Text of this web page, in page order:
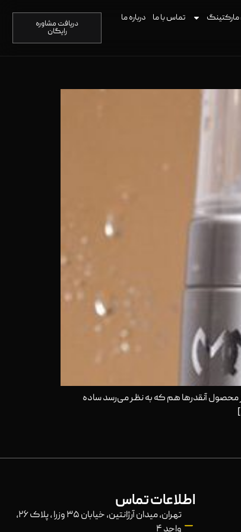
مارکتینگ تماس با ما
درباره ما
دریافت مشاوره
رایگان
آنقدرها هم که به نظر می‌رسد ساده
اطلاعات تماس
تهران، میدان آرژانتین، خیابان ۳۵ وزرا ، پلاک ۲۶،